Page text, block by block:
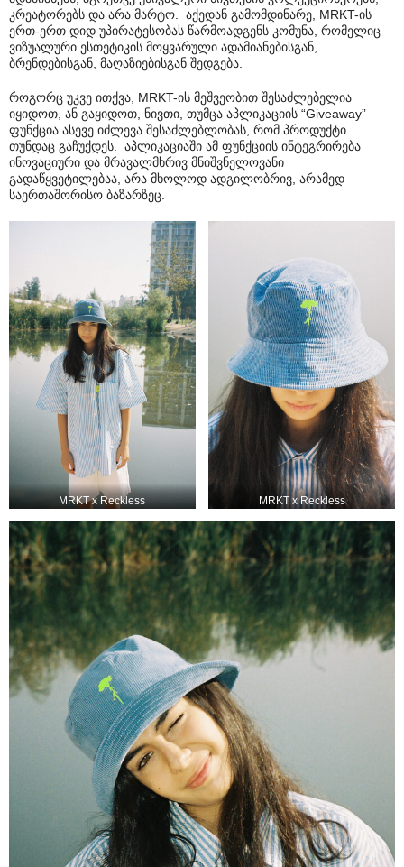
კრეატორებს და არა მარტო. აქედან გამომდინარე, MRKT-ის
ერთ-ერთ დიდ უპირატესობას წარმოადგენს კომუნა, რომელიც
ვიზუალური ესთეტიკის მოყვარული ადამიანებისგან,
ბრენდებისგან, მაღაზიებისგან შედგება.
როგორც უკვე ითქვა, MRKT-ის მეშვეობით შესაძლებელია
იყიდოთ, ან გაყიდოთ, ნივთი, თუმცა აპლიკაციის “Giveaway”
ფუნქცია ასევე იძლევა შესაძლებლობას, რომ პროდუქტი
თუნდაც გაჩუქდეს. აპლიკაციაში ამ ფუნქციის ინტეგრირება
ინოვაციური და მრავალმხრივ მნიშვნელოვანი
გადაწყვეტილებაა, არა მხოლოდ ადგილობრივ, არამედ
საერთაშორისო ბაზარზეც.
MRKT x Reckless MRKT x Reckless